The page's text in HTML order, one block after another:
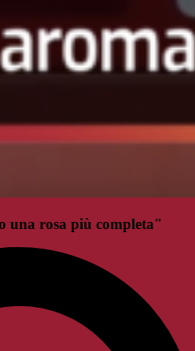
una rosa più completa"